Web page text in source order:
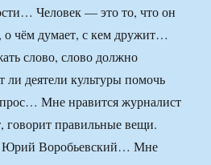
Человек — это то, что он
о чём думает, с кем дружит…
слово, слово должно
ли деятели культуры помочь
Мне нравится журналист
говорит правильные вещи.
Юрий Воробьевский… Мне